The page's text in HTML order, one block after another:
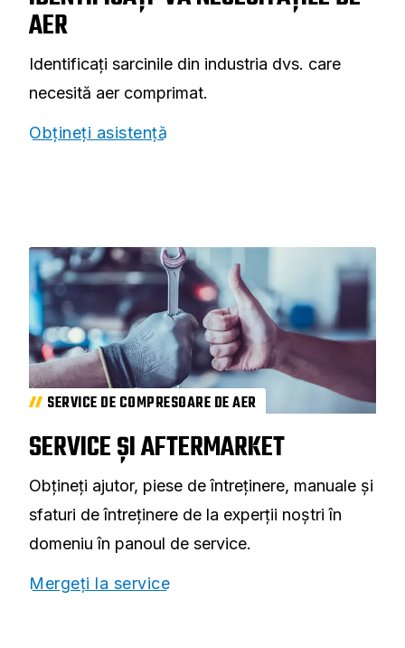
AER
Identificați sarcinile din industria dvs. care
necesită aer comprimat.
Obțineți asistență
SERVICE DE COMPRESOARE DE AER
SERVICE ȘI AFTERMARKET
Obțineți ajutor, piese de întreținere, manuale și
sfaturi de întreținere de la experții noștri în
domeniu în panoul de service.
Mergeți la service